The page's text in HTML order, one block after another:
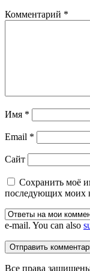
Комментарий *
Имя *
Email *
Сайт
Сохранить моё
последующих моих
e-mail. You can also
Все права